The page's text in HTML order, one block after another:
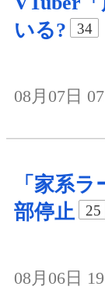
いる?
34
08月07日
「家系
部停止
25
08月06日